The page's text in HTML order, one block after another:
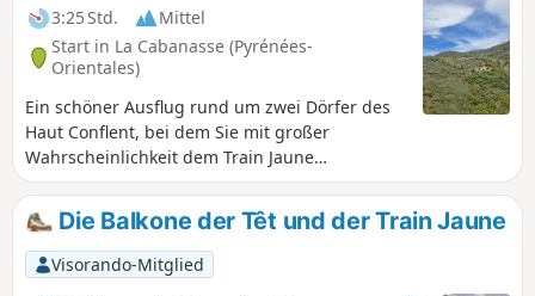
3:25 Std.
Mittel
Start in La Cabanasse (Pyrénées-
Orientales)
Ein schöner Ausflug rund um zwei Dörfer des
Haut Conflent, bei dem Sie mit großer
Wahrscheinlichkeit dem Train Jaune
(Industriekultur der Pyrénées Orientales)
begegnen und ihn in La Cabanasse oder
Planès nehmen können.
Die Balkone der Têt und der Train Jaune
Visorando-Mitglied